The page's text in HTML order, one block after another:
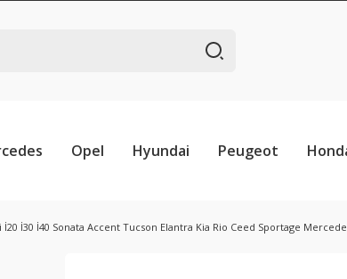
Opel Hyundai Peugeot
İ40 Sonata Accent Tucson Elantra Kia Rio Ceed Sportage Mercedes